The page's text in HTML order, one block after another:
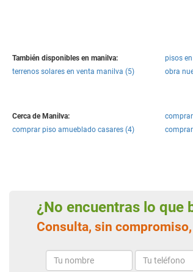
También disponibles en manilva: pisos
terrenos solares en venta manilva (5)
obra
Cerca de Manilva:
comprar piso amueblado casares (4)
¿No encuentras lo que
Consulta, sin